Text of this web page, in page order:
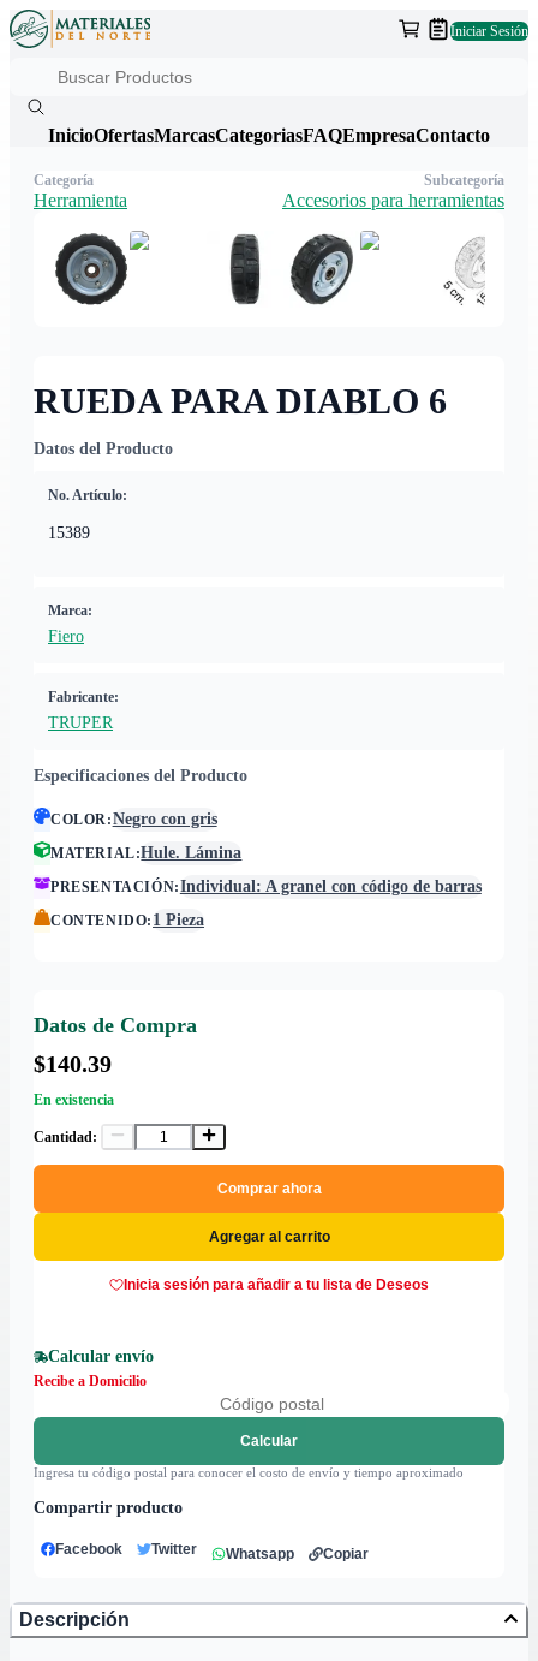
Iniciar Sesión
InicioOfertasMarcasCategoriasFAQEmpresaContacto
RUEDA PARA DIABLO 6
Datos del Producto
No. Artículo:
15389
Marca:
Fiero
Fabricante:
TRUPER
Especificaciones del Producto
COLOR:Negro con gris
MATERIAL:Hule. Lámina
PRESENTACIÓN:Individual: A granel con código de barras
CONTENIDO: 1 Pieza
Datos de Compra
$140.39
En existencia
Cantidad:
Comprar ahora
Agregar al carrito
Inicia sesión para añadir a tu lista de Deseos
Calcular envío
Recibe a Domicilio
Calcular
Ingresa tu código postal para conocer el costo de envío y tiempo aproximado
Compartir producto
Facebook Twitter Whatsapp Copiar
Categoría
Herramienta
Subcategoría
Accesorios para herramientas
Descripción